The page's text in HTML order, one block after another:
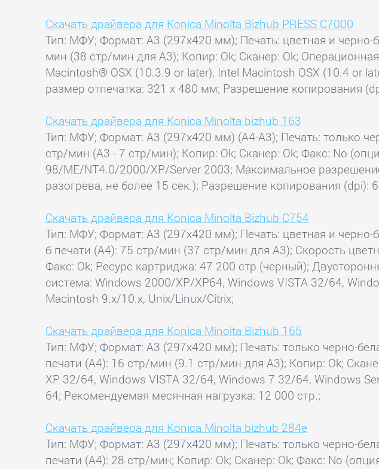
Скачать драйвера для Konica Minolta Bizhub PRESS C7000
Тип: МФУ; Формат: A3 (297x420 мм); Печать: цветная и черно-
мин (38 стр/мин для А3); Копир: Ok; Сканер: Ok;
Macintosh® OSX (10.3.9 or later), Intel Macintosh OSX (10.4 or
размер отпечатка: 321 x 480 мм; Разрешение копирования
Скачать драйвера для Konica Minolta bizhub 163
Тип: МФУ; Формат: A3 (297x420 мм) (A4-A3); Печать: только
стр/мин (A3 - 7 стр/мин); Копир: Ok; Сканер: Ok; Факс: No
98/ME/NT4.0/2000/XP/Server 2003; Максимальное
разогрева, не более 15 сек.); Разрешение копирования
Скачать драйвера для Konica Minolta Bizhub С754
Тип: МФУ; Формат: A3 (297x420 мм); Печать: цветная и черно-
б печати (А4): 75 стр/мин (37 стр/мин для А3); Скорость
Факс: Ok; Ресурс картриджа: 47 200 стр (черный);
система: Windows 2000/XP/XP64, Windows VISTA 32/64,
Macintosh 9.x/10.x, Unix/Linux/Citrix;
Скачать драйвера для Konica Minolta Bizhub 165
Тип: МФУ; Формат: A3 (297x420 мм); Печать: только черно-
печати (А4): 16 стр/мин (9.1 стр/мин для А3); Копир: Ok;
XP 32/64, Windows VISTA 32/64, Windows 7 32/64, Windows
64; Рекомендуемая месячная нагрузка: 12 000 стр.;
Скачать драйвера для Konica Minolta bizhub 284e
Тип: МФУ; Формат: A3 (297x420 мм); Печать: только черно-
печати (А4): 28 стр/мин; Копир: Ok; Сканер: Ok; Факс: No